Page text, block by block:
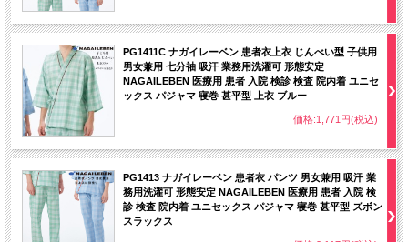
PG1411C ナガイレーベン 患者衣上衣 じんべい型 子供用
男女兼用 七分袖 吸汗 業務用洗濯可 形態安定
NAGAILEBEN 医療用 患者 入院 検診 検査 院内着 ユニセ
ックス パジャマ 寝巻 甚平型 上衣 ブルー
価格:1,771円(税込)
PG1413 ナガイレーベン 患者衣 パンツ 男女兼用 吸汗 業
務用洗濯可 形態安定 NAGAILEBEN 医療用 患者 入院 検
診 検査 院内着 ユニセックス パジャマ 寝巻 甚平型 ズボン
スラックス